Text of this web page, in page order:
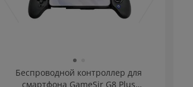
Беспроводной контроллер для
смартфона GameSir G8 Plus